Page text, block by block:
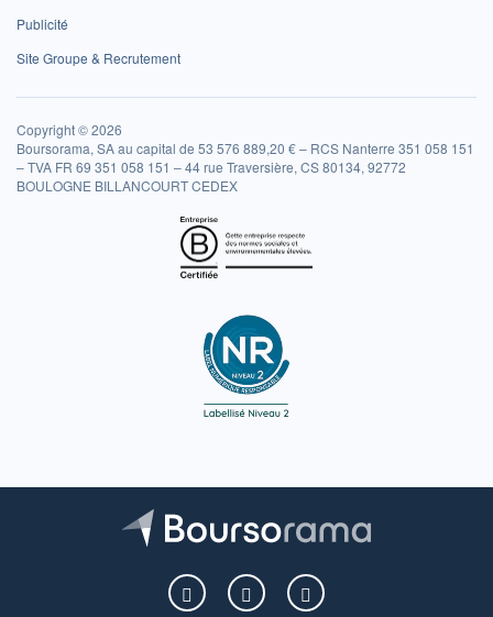
Publicité
Site Groupe & Recrutement
Copyright © 2026
Boursorama, SA au capital de 53 576 889,20 € – RCS Nanterre 351 058 151
– TVA FR 69 351 058 151 – 44 rue Traversière, CS 80134, 92772
BOULOGNE BILLANCOURT CEDEX
Boursorama sur Facebook
Boursorama sur XBoursorama sur